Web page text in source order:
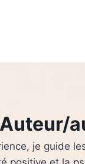
Auteur/
je guide